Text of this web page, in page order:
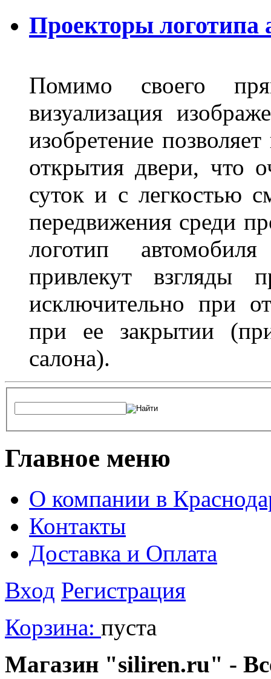
Проекторы логотипа
Помимо своего
визуализация
изобретение
открытия двери, что
суток и с легкостью
передвижения среди
логотип
привлекут взгляды
исключительно при
при ее закрытии
салона).
Главное меню
О компании в
Контакты
Доставка и Оплата
Вход Регистрация
Корзина: пуста
Магазин "siliren.ru" -